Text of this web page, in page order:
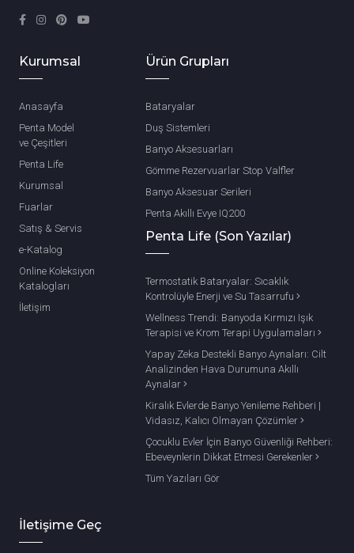
Kurumsal
Anasayfa
Penta Model
ve Çeşitleri
Penta Life
Kurumsal
Fuarlar
Satış & Servis
e-Katalog
Online Koleksiyon
Katalogları
İletişim
Ürün Grupları
Bataryalar
Duş Sistemleri
Banyo Aksesuarları
Gömme Rezervuarlar Stop Valfler
Banyo Aksesuar Serileri
Penta Akıllı Evye IQ200
Penta Life (Son Yazılar)
Termostatik Bataryalar: Sıcaklık
Kontrolüyle Enerji ve Su Tasarrufu
Wellness Trendi: Banyoda Kırmızı Işık
Terapisi ve Krom Terapi Uygulamaları
Yapay Zeka Destekli Banyo Aynaları: Cilt
Analizinden Hava Durumuna Akıllı
Aynalar
Kiralık Evlerde Banyo Yenileme Rehberi |
Vidasız, Kalıcı Olmayan Çözümler
Çocuklu Evler İçin Banyo Güvenliği Rehberi:
Ebeveynlerin Dikkat Etmesi Gerekenler
Tüm Yazıları Gör
İletişime Geç